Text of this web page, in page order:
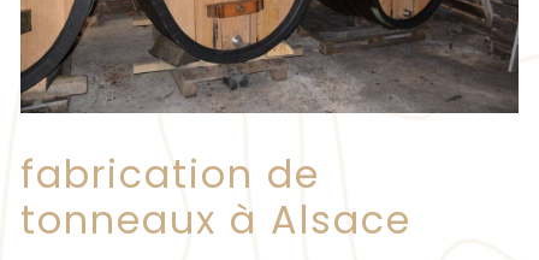
fabrication de
tonneaux à Alsace